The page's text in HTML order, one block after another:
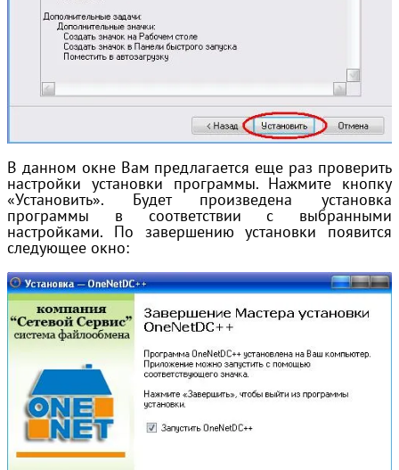
В данном окне Вам предлагается еще раз проверить
настройки установки программы. Нажмите кнопку
«Установить». Будет произведена установка
программы в соответствии с выбранными
настройками. По завершению установки появится
следующее окно: